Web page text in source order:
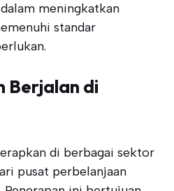
meningkatkan
standar
Berjalan di
di berbagai sektor
pusat perbelanjaan